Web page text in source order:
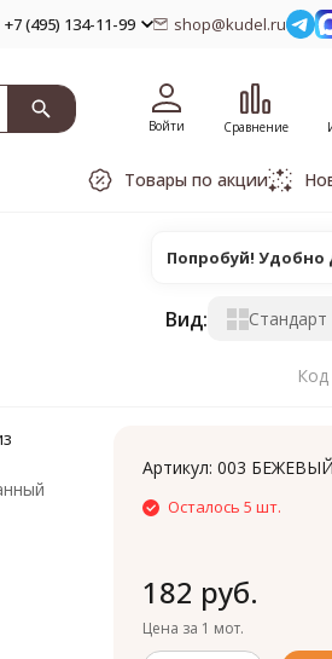
+7 (495) 134-11-99 shop@kudel.ru
Войти Сравнение
Товары по акции
Вид: Стандарт
Код
Артикул:003 БЕЖЕВЫЙ
Осталось 5 шт.
182 руб.
Цена за 1 мот.
Попробуй! Удобно